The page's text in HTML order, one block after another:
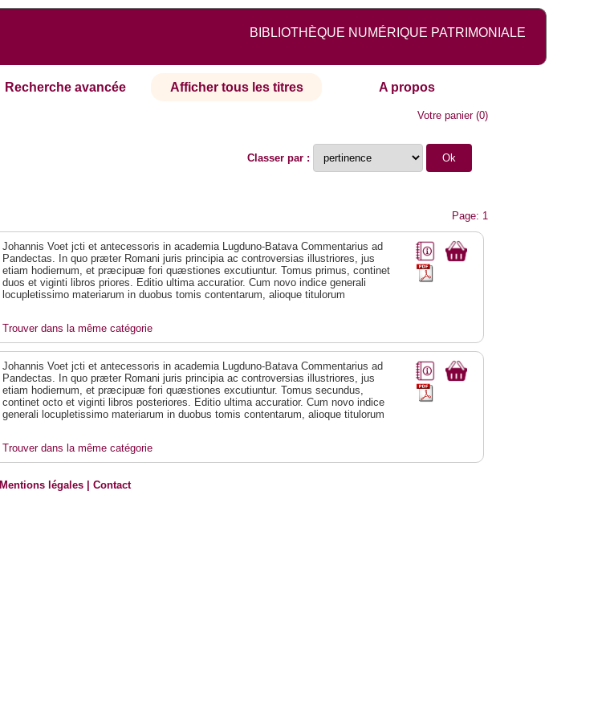
BIBLIOTHÈQUE NUMÉRIQUE PATRIMONIALE
Recherche avancée Afficher tous les titres A propos
Votre panier(0)
Classer par :
Page: 1
Johannis Voet jcti et antecessoris in academia Lugduno-Batava Commentarius ad
Pandectas. In quo præter Romani juris principia ac controversias illustriores, jus
etiam hodiernum, et præcipuæ fori quæstiones excutiuntur. Tomus primus, continet
duos et viginti libros priores. Editio ultima accuratior. Cum novo indice generali
locupletissimo materiarum in duobus tomis contentarum, alioque titulorum
Trouver dans la même catégorie
Johannis Voet jcti et antecessoris in academia Lugduno-Batava Commentarius ad
Pandectas. In quo præter Romani juris principia ac controversias illustriores, jus
etiam hodiernum, et præcipuæ fori quæstiones excutiuntur. Tomus secundus,
continet octo et viginti libros posteriores. Editio ultima accuratior. Cum novo indice
generali locupletissimo materiarum in duobus tomis contentarum, alioque titulorum
Trouver dans la même catégorie
Mentions légales |Contact